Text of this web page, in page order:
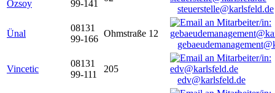
Özsoy
99-141
steuerstelle@karlsfeld.de
Ünal
08131
99-166
Ohmstraße 12
Vincetic
08131
99-111
205
edv@karlsfeld.de